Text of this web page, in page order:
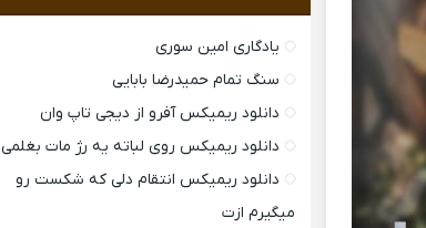
یادگاری امین سوری
سنگ تمام حمیدرضا بابایی
دانلود ریمیکس آفرو از ديجی تاپ وان
دانلود ریمیکس روی لباته یه رژ مات بغلمی
دانلود ریمیکس انتقام دلی که شکست رو
میگیرم ازت